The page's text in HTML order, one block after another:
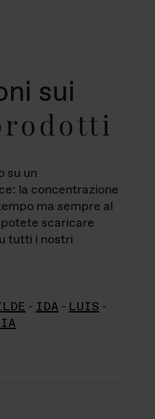
sui
su un
la concentrazione
ma sempre al
scaricare
tutti i nostri
- IDA - LUIS -